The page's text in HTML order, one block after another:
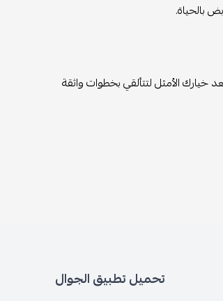
بالحياة.
خيارك الأمثل لتتألقي بخطوات واثقة
تحميل تطبيق الجوال